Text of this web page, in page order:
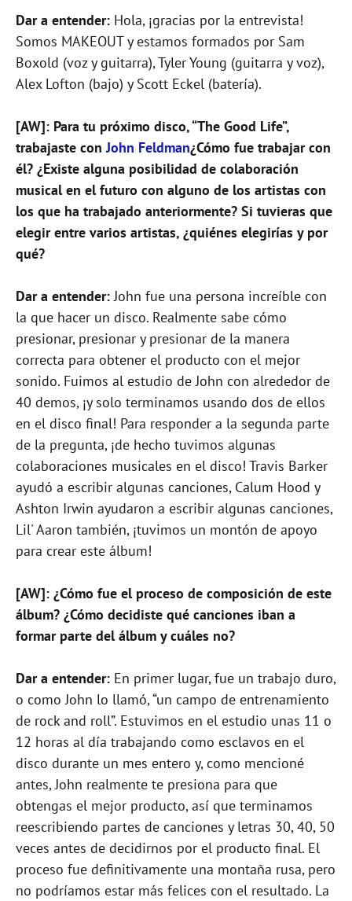
Dar a entender: Hola, ¡gracias por la entrevista!
Somos MAKEOUT y estamos formados por Sam
Boxold (voz y guitarra), Tyler Young (guitarra y voz),
Alex Lofton (bajo) y Scott Eckel (batería).
[AW]: Para tu próximo disco, “The Good Life”,
trabajaste conJohn Feldman¿Cómo fue trabajar con
él? ¿Existe alguna posibilidad de colaboración
musical en el futuro con alguno de los artistas con
los que ha trabajado anteriormente? Si tuvieras que
elegir entre varios artistas, ¿quiénes elegirías y por
qué?
Dar a entender:John fue una persona increíble con
la que hacer un disco. Realmente sabe cómo
presionar, presionar y presionar de la manera
correcta para obtener el producto con el mejor
sonido. Fuimos al estudio de John con alrededor de
40 demos, ¡y solo terminamos usando dos de ellos
en el disco final! Para responder a la segunda parte
de la pregunta, ¡de hecho tuvimos algunas
colaboraciones musicales en el disco! Travis Barker
ayudó a escribir algunas canciones, Calum Hood y
Ashton Irwin ayudaron a escribir algunas canciones,
Lil' Aaron también, ¡tuvimos un montón de apoyo
para crear este álbum!
[AW]: ¿Cómo fue el proceso de composición de este
álbum? ¿Cómo decidiste qué canciones iban a
formar parte del álbum y cuáles no?
Dar a entender: En primer lugar, fue un trabajo duro,
o como John lo llamó, “un campo de entrenamiento
de rock and roll”. Estuvimos en el estudio unas 11 o
12 horas al día trabajando como esclavos en el
disco durante un mes entero y, como mencioné
antes, John realmente te presiona para que
obtengas el mejor producto, así que terminamos
reescribiendo partes de canciones y letras 30, 40, 50
veces antes de decidirnos por el producto final. El
proceso fue definitivamente una montaña rusa, pero
no podríamos estar más felices con el resultado. La